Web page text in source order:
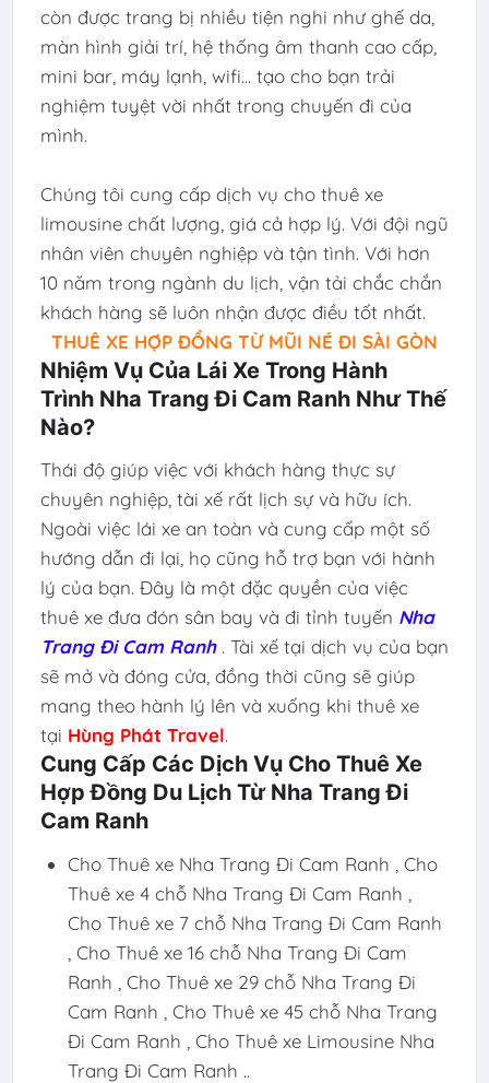
còn được trang bị nhiều tiện nghi như ghế da,
màn hình giải trí, hệ thống âm thanh cao cấp,
mini bar, máy lạnh, wifi... tạo cho bạn trải
nghiệm tuyệt vời nhất trong chuyến đi của
mình.
Chúng tôi cung cấp dịch vụ cho thuê xe
limousine chất lượng, giá cả hợp lý. Với đội ngũ
nhân viên chuyên nghiệp và tận tình. Với hơn
10 năm trong ngành du lịch, vận tải chắc chắn
khách hàng sẽ luôn nhận được điều tốt nhất.
THUÊ XE HỢP ĐỒNG TỪ MŨI NÉ ĐI SÀI GÒN
Nhiệm Vụ Của Lái Xe Trong Hành
Trình Nha Trang Đi Cam Ranh Như Thế
Nào?
Thái độ giúp việc với khách hàng thực sự
chuyên nghiệp, tài xế rất lịch sự và hữu ích.
Ngoài việc lái xe an toàn và cung cấp một số
hướng dẫn đi lại, họ cũng hỗ trợ bạn với hành
lý của bạn. Đây là một đặc quyền của việc
thuê xe đưa đón sân bay và đi tỉnh tuyến Nha
Trang Đi Cam Ranh . Tài xế tại dịch vụ của bạn
sẽ mở và đóng cửa, đồng thời cũng sẽ giúp
mang theo hành lý lên và xuống khi thuê xe
tại Hùng Phát Travel.
Cung Cấp Các Dịch Vụ Cho Thuê Xe
Hợp Đồng Du Lịch Từ Nha Trang Đi
Cam Ranh
Cho Thuê xe Nha Trang Đi Cam Ranh , Cho
Thuê xe 4 chỗ Nha Trang Đi Cam Ranh ,
Cho Thuê xe 7 chỗ Nha Trang Đi Cam Ranh
, Cho Thuê xe 16 chỗ Nha Trang Đi Cam
Ranh , Cho Thuê xe 29 chỗ Nha Trang Đi
Cam Ranh , Cho Thuê xe 45 chỗ Nha Trang
Đi Cam Ranh , Cho Thuê xe Limousine Nha
Trang Đi Cam Ranh ..